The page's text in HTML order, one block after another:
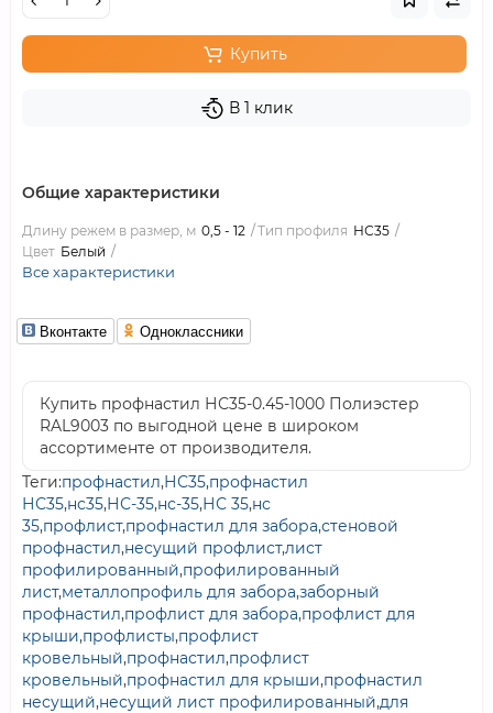
Купить
В 1 клик
Общие характеристики
Длину режем в размер, м 0,5 - 12 Тип профиля НС35
Цвет Белый
Все характеристики
Вконтакте Одноклассники
Купить профнастил НС35-0.45-1000 Полиэстер
RAL9003 по выгодной цене в широком
ассортименте от производителя.
Теги:профнастил,НС35,профнастил
НС35,нс35,НС-35,нс-35,НС 35,нс
35,профлист,профнастил для забора,стеновой
профнастил,несущий профлист,лист
профилированный,профилированный
лист,металлопрофиль для забора,заборный
профнастил,профлист для забора,профлист для
крыши,профлисты,профлист
кровельный,профнастил,профлист
кровельный,профнастил для крыши,профнастил
несущий,несущий лист профилированный,для